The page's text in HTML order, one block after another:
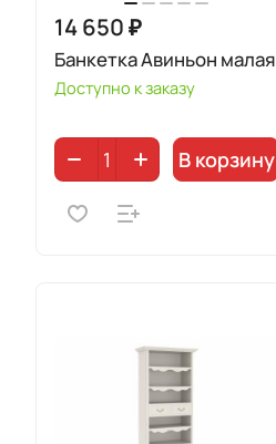
14 650 ₽
Банкетка Авиньон малая
Доступно к заказу
В корзину